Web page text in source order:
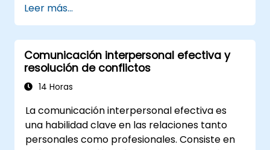
barreras a la delegación, técnicas prácticas
de transferencia, estructuras de
responsabilidad y prácticas para construir
confianza.
Leer más...
Comunicación interpersonal efectiva y
resolución de conflictos
14 Horas
La comunicación interpersonal efectiva es
una habilidad clave en las relaciones tanto
personales como profesionales. Consiste en